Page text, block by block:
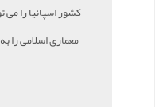
کشور اسپانیا را
معماری اسلامی